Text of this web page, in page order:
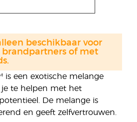
is een exotische melange
te helpen met het
De melange is
en geeft zelfvertrouwen.
beschikbaar voor
of met